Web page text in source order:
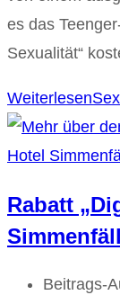
es das
Sexualität“
Weiterlesen
Rabatt
Beitrags-